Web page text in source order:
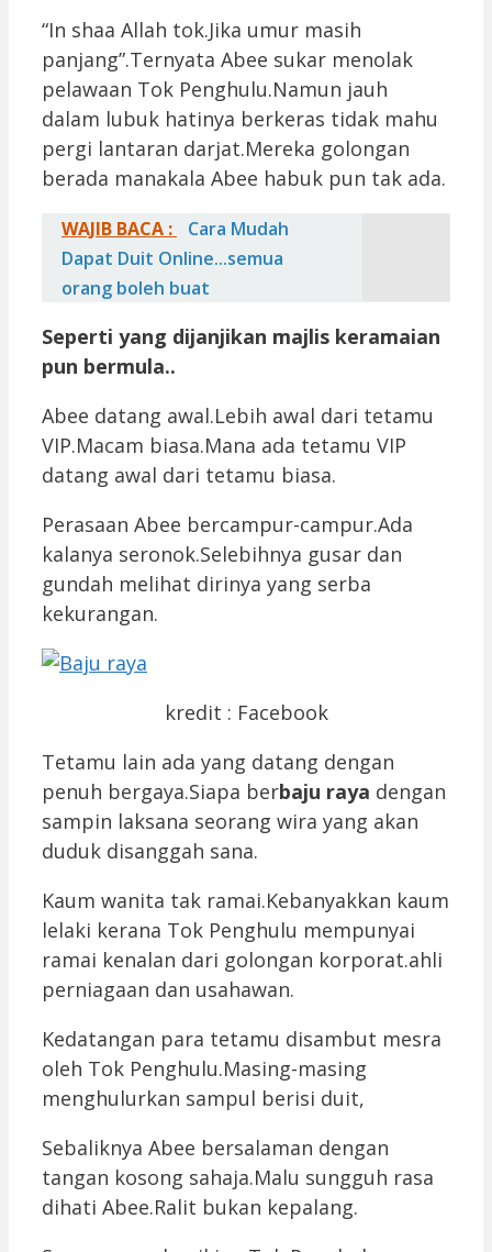
“In shaa Allah tok.Jika umur masih
panjang”.Ternyata Abee sukar menolak
pelawaan Tok Penghulu.Namun jauh
dalam lubuk hatinya berkeras tidak mahu
pergi lantaran darjat.Mereka golongan
berada manakala Abee habuk pun tak ada.
WAJIB BACA :
Cara Mudah
Dapat Duit Online...semua
orang boleh buat
Seperti yang dijanjikan majlis keramaian
pun bermula..
Abee datang awal.Lebih awal dari tetamu
VIP.Macam biasa.Mana ada tetamu VIP
datang awal dari tetamu biasa.
Perasaan Abee bercampur-campur.Ada
kalanya seronok.Selebihnya gusar dan
gundah melihat dirinya yang serba
kekurangan.
kredit : Facebook
Tetamu lain ada yang datang dengan
penuh bergaya.Siapa berbaju raya dengan
sampin laksana seorang wira yang akan
duduk disanggah sana.
Kaum wanita tak ramai.Kebanyakkan kaum
lelaki kerana Tok Penghulu mempunyai
ramai kenalan dari golongan korporat.ahli
perniagaan dan usahawan.
Kedatangan para tetamu disambut mesra
oleh Tok Penghulu.Masing-masing
menghulurkan sampul berisi duit,
Sebaliknya Abee bersalaman dengan
tangan kosong sahaja.Malu sungguh rasa
dihati Abee.Ralit bukan kepalang.